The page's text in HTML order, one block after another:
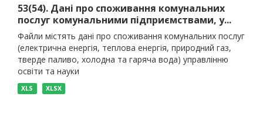
53(54). Дані про споживання комунальних
послуг комунальними підприємствами, у...
Файли містять дані про споживання комунальних послуг
(електрична енергія, теплова енергія, природний газ,
тверде паливо, холодна та гаряча вода) управлінню
освіти та науки
XLS XLSX